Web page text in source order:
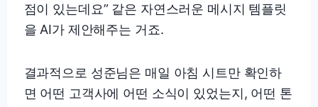
점이 있는데요” 같은 자연스러운 메시지 템플릿
을 AI가 제안해주는 거죠.
결과적으로 성준님은 매일 아침 시트만 확인하
면 어떤 고객사에 어떤 소식이 있었는지, 어떤 톤